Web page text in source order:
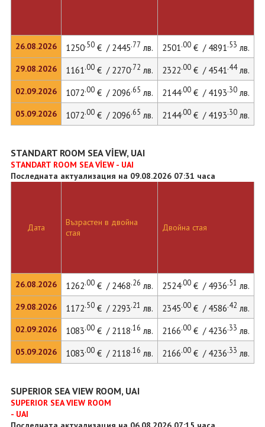
26.08.2026
29.08.2026
02.09.2026
05.09.2026
1250.50€ / 2445.77 лв. 2501.00€ / 4891.53 лв.
1161.00€ / 2270.72 лв. 2322.00€ / 4541.44лв.
1072.00€ / 2096.65 лв. 2144.00€ / 4193.30лв.
1072.00€ / 2096.65 лв. 2144.00€ / 4193.30лв.
STANDART ROOM SEA VİEW, UAI
STANDART ROOM SEA VİEW - UAI
Последната актуализация на 09.08.2026 07:31 часа
Дата
26.08.2026
29.08.2026
02.09.2026
05.09.2026
Възрастен в двойна
стая
Двойна стая
1262.00€ / 2468.26 лв. 2524.00€ / 4936.51 лв.
1172.50€ / 2293.21 лв. 2345.00€ / 4586.42 лв.
1083.00€ / 2118.16 лв. 2166.00€ / 4236.33 лв.
1083.00€ / 2118.16 лв. 2166.00€ / 4236.33 лв.
SUPERIOR SEA VIEW ROOM, UAI
SUPERIOR SEA VIEW ROOM
- UAI